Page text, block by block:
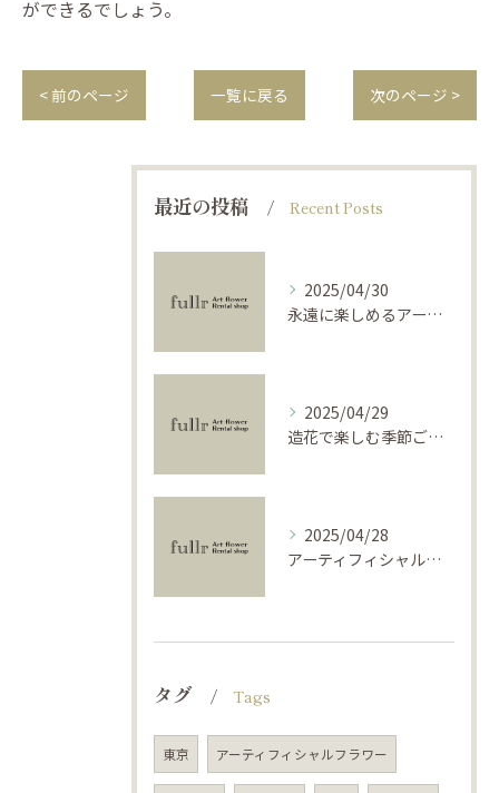
ができるでしょう。
< 前のページ 一覧に戻る 次のページ >
最近の投稿 Recent Posts
2025/04/30
永遠に楽しめるアーティフィシャルフラワーの使い方
2025/04/29
造花で楽しむ季節ごとのインテリア
2025/04/28
アーティフィシャルフラワーで学ぶ基礎と活用法
タグ Tags
東京 アーティフィシャルフラワー